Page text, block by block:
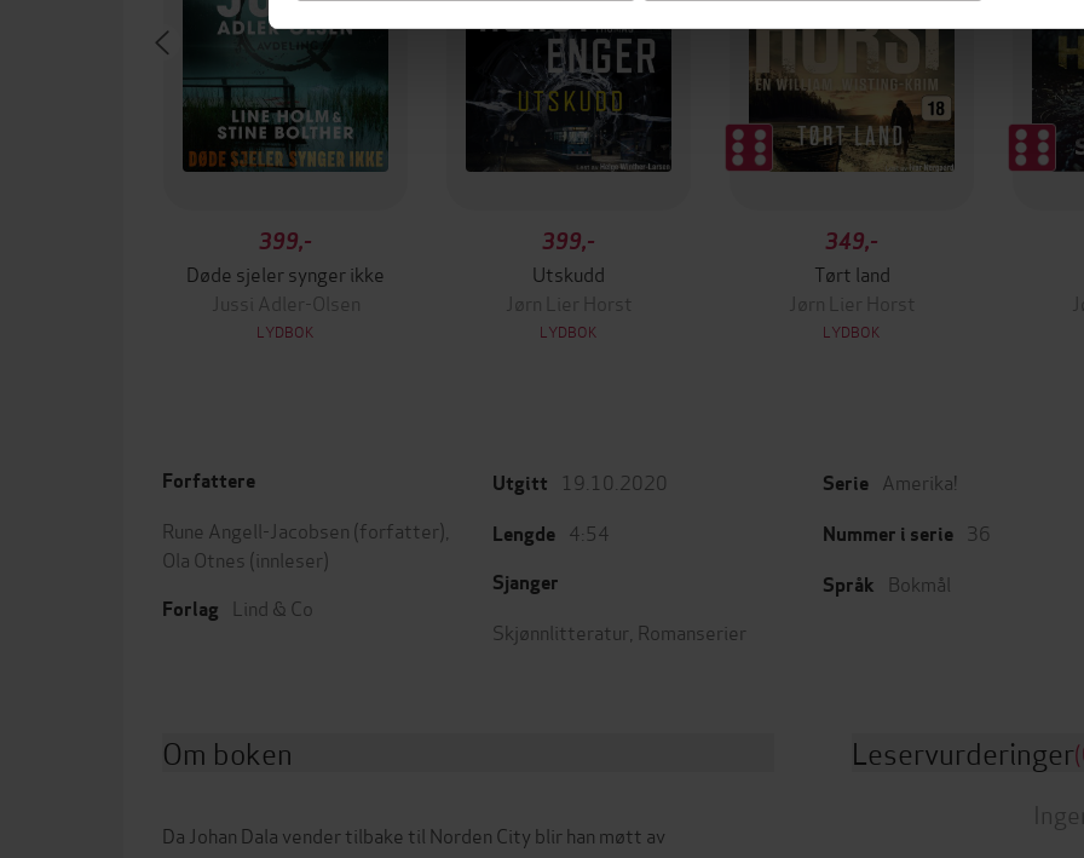
399,-
Døde sjeler synger ikke
Jussi Adler-Olsen
LYDBOK
399,-
Utskudd
Jørn Lier Horst
LYDBOK
349,-
Tørt land
Jørn Lier Horst
LYDBOK
Forfattere
Rune Angell-Jacobsen (forfatter),
Ola Otnes (innleser)
Forlag Lind & Co
Utgitt 19.10.2020
Lengde 4:54
Sjanger
Skjønnlitteratur Romanserier
Serie Amerika!
Nummer i serie 36
Språk Bokmål
Om boken
Da Johan Dala vender tilbake til Norden City blir han møtt av
Leservurderinger